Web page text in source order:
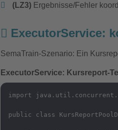
(LZ3) Ergebnisse/Fehler
ExecutorService:
SemaTrain-Szenario: Ein
ExecutorService: Kursreport-
import
public class